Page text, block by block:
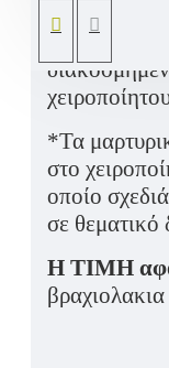
σταυρουδάκι
*Τα
στο
οποίο
σε θεματικό
Η ΤΙΜΗ